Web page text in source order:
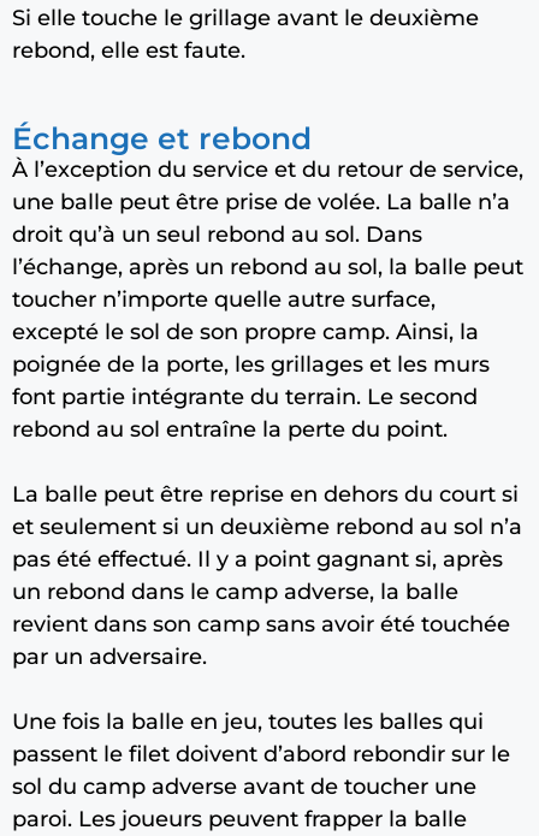
Si elle touche le grillage avant le deuxième
rebond, elle est faute.
Échange et rebond
À l’exception du service et du retour de service,
une balle peut être prise de volée. La balle n’a
droit qu’à un seul rebond au sol. Dans
l’échange, après un rebond au sol, la balle peut
toucher n’importe quelle autre surface,
excepté le sol de son propre camp. Ainsi, la
poignée de la porte, les grillages et les murs
font partie intégrante du terrain. Le second
rebond au sol entraîne la perte du point.
La balle peut être reprise en dehors du court si
et seulement si un deuxième rebond au sol n’a
pas été effectué. Il y a point gagnant si, après
un rebond dans le camp adverse, la balle
revient dans son camp sans avoir été touchée
par un adversaire.
Une fois la balle en jeu, toutes les balles qui
passent le filet doivent d’abord rebondir sur le
sol du camp adverse avant de toucher une
paroi. Les joueurs peuvent frapper la balle